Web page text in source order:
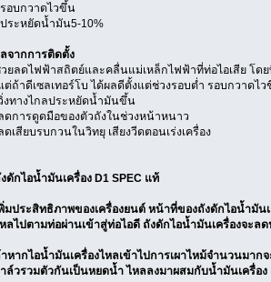
อบกวาดไวขึ้น
ระหยัดน้ำมัน5-10%
จากการติดตั้ง
ยลดไฟฟ้าสถิตย์และคลื่นแม่เหล็กไฟฟ้าที่ท่อไอเสีย โด
ต่ถ้าดีเซลเทอร์โบ ได้ผลดีตั้งแต่ช่วงรอบต่ำ รอบกวาดไ
งทางไกลประหยัดน้ำมันขึ้น
ดการดูดมือของตัวถังในช่วงหน้าหนาว
ดเสียบรบกวนในวิทยุ เสียงวีดตอนเร่งเครื่อง
ดักไอน้ำมันเครื่อง D1 SPEC แท้
มประสิทธิภาพของเครื่องยนต์ หน้าที่ของถังดักไอน้ำมัน
ลไปตามท่อผ่านเข้าสู่ท่อไอดี ถังดักไอน้ำมันเครื่องจะล
หากไอน้ำมันเครื่องไหลเข้าไปการเผาไหม้จำนวนมาก
ล์วรวมตัวกันเป็นหยดน้ำ ไหลลงมาผสมกับน้ำมันเครื่อ